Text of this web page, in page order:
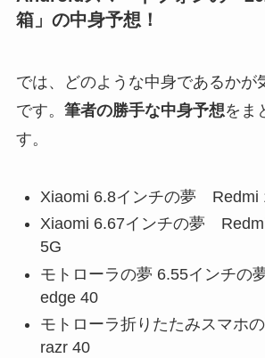
箱」の中身予想！
では、どのような中身であるかが
です。 筆者の勝手な中身予想をま
す。
Xiaomi 6.8インチの夢 Redmi
Xiaomi 6.67インチの夢
5G
モトローラの夢 6.55インチ
edge 40
モトローラ折りたたみスマホ
razr 40